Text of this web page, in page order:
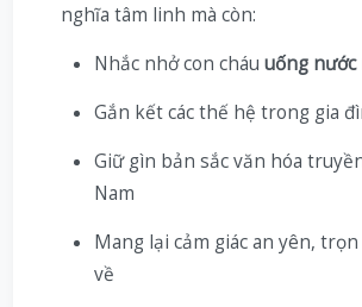
nghĩa tâm linh mà còn:
Nhắc nhở con cháu uống
Gắn kết các thế hệ trong gia
Giữ gìn bản sắc văn hóa
Nam
Mang lại cảm giác an yên,
về